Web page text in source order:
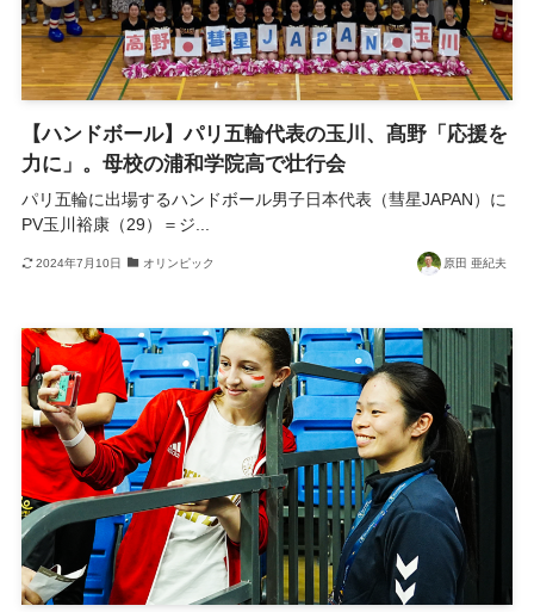
【ハンドボール】パリ五輪代表の玉川、髙野「応援を
力に」。母校の浦和学院高で壮行会
パリ五輪に出場するハンドボール男子日本代表（彗星JAPAN）に
PV玉川裕康（29）＝ジ...
2024年7月10日 オリンピック 原田 亜紀夫